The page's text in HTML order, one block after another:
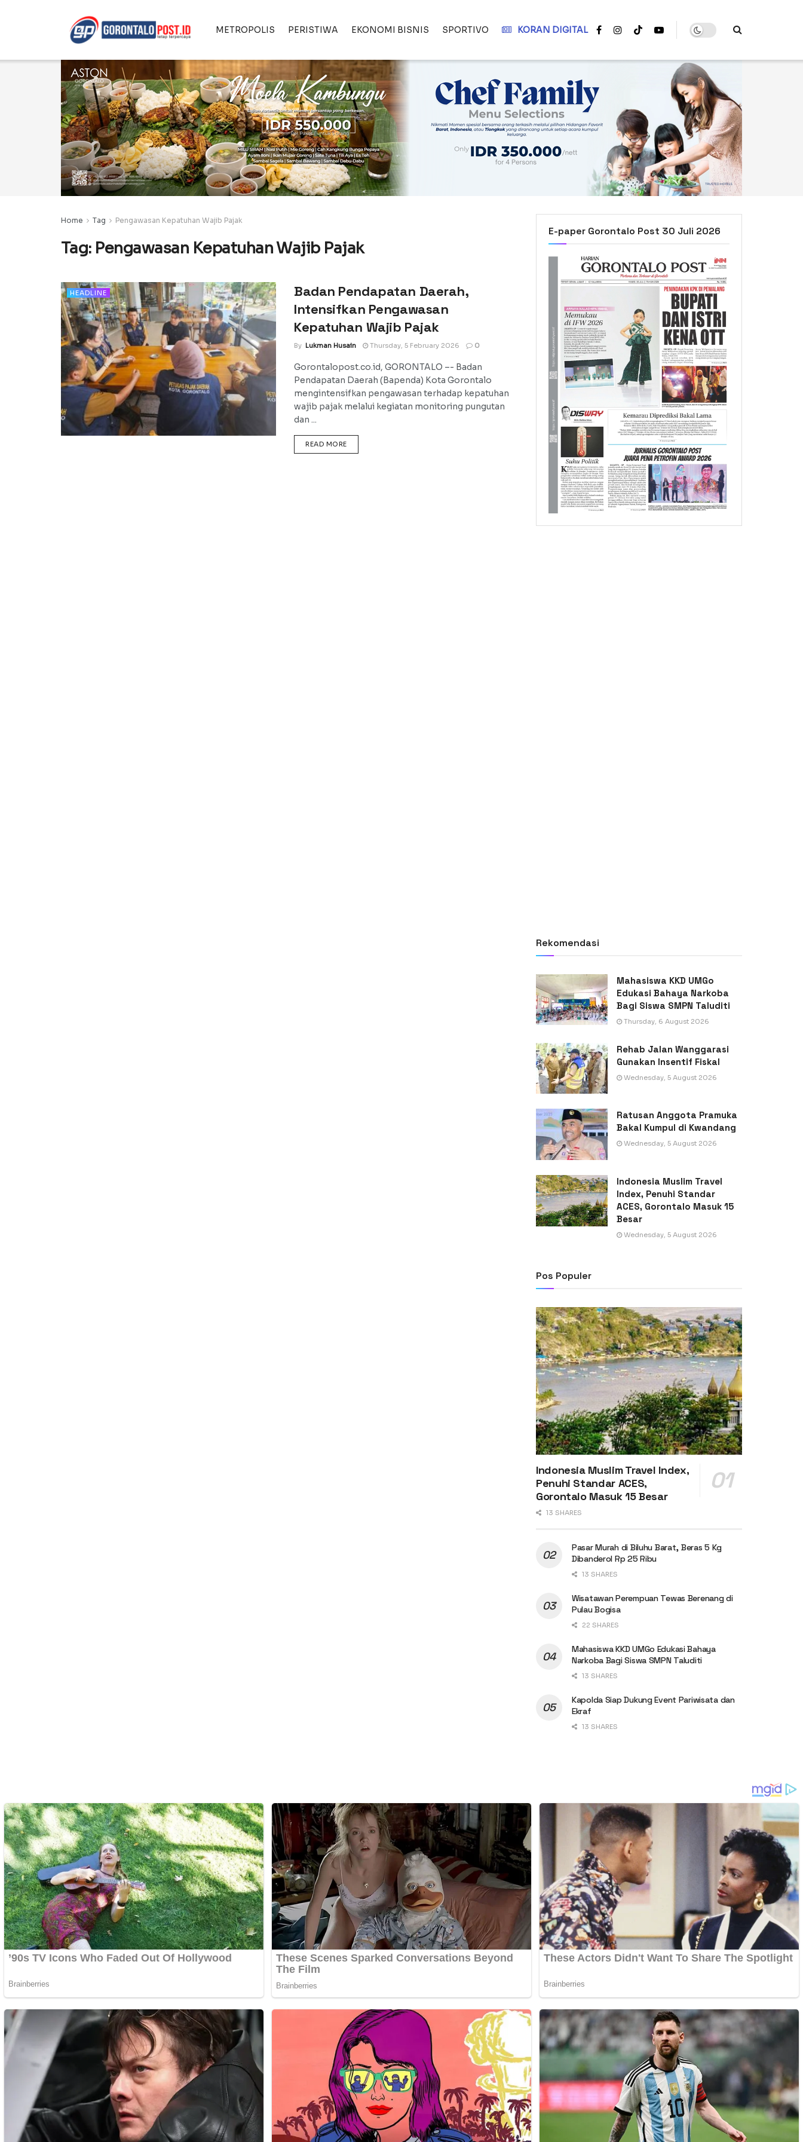
METROPOLIS PERISTIWA EKONOMI BISNIS SPORTIVO KORAN DIGITAL
Home Tag Pengawasan Kepatuhan Wajib Pajak
Tag: Pengawasan Kepatuhan Wajib Pajak
HEADLINE
Badan Pendapatan Daerah,
Intensifkan Pengawasan
Kepatuhan Wajib Pajak
By Lukman Husain Thursday, 5 February 2026 0
Gorontalopost.co.id, GORONTALO –- Badan
Pendapatan Daerah (Bapenda) Kota Gorontalo
mengintensifkan pengawasan terhadap kepatuhan
wajib pajak melalui kegiatan monitoring pungutan
dan ...
READ MOREDETAILS
E-paper Gorontalo Post 30 Juli 2026
Rekomendasi
Mahasiswa KKD UMGo
Edukasi Bahaya Narkoba
Bagi Siswa SMPN Taluditi
Thursday, 6 August 2026
Rehab Jalan Wanggarasi
Gunakan Insentif Fiskal
Wednesday, 5 August 2026
Ratusan Anggota Pramuka
Bakal Kumpul di Kwandang
Wednesday, 5 August 2026
Indonesia Muslim Travel
Index, Penuhi Standar
ACES, Gorontalo Masuk 15
Besar
Wednesday, 5 August 2026
Pos Populer
Indonesia Muslim Travel Index,
Penuhi Standar ACES,
Gorontalo Masuk 15 Besar
13 SHARES
Pasar Murah di Biluhu Barat, Beras 5 Kg
Dibanderol Rp 25 Ribu
13 SHARES
Wisatawan Perempuan Tewas Berenang di
Pulau Bogisa
22 SHARES
Mahasiswa KKD UMGo Edukasi Bahaya
Narkoba Bagi Siswa SMPN Taluditi
13 SHARES
Kapolda Siap Dukung Event Pariwisata dan
Ekraf
13 SHARES